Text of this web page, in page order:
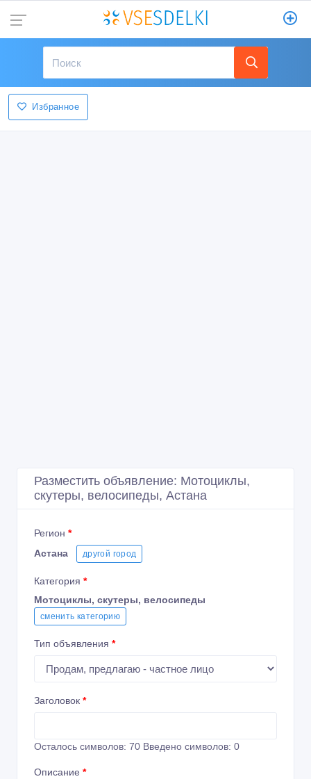
Избранное
Разместить объявление: Мотоциклы,
скутеры, велосипеды, Астана
Регион *
Астана
другой город
Категория *
Мотоциклы, скутеры, велосипеды
сменить категорию
Тип объявления *
Заголовок *
Осталось символов: 70 Введено символов: 0
Описание *